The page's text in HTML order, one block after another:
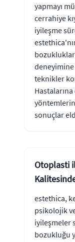
yapmayı
cerrahiye
iyileşme
teknikler
sonuçlar
Otoplasti
estethica,
psikolojik
iyileşmeler
bozukluğu